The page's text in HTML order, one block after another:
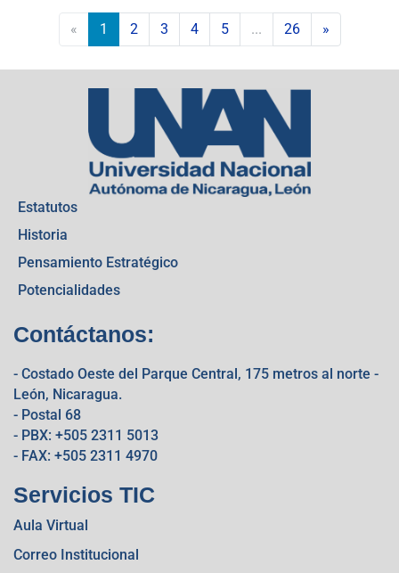
« 1 2 3 4 5 ... 26 »
Estatutos
Historia
Pensamiento Estratégico
Potencialidades
Contáctanos:
- Costado Oeste del Parque Central, 175 metros al norte -
León, Nicaragua.
- Postal 68
- PBX: +505 2311 5013
- FAX: +505 2311 4970
Servicios TIC
Aula Virtual
Correo Institucional